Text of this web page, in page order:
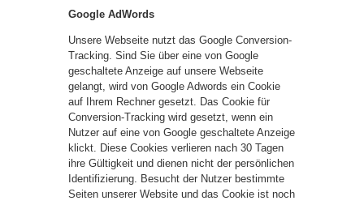
Google AdWords
Unsere Webseite nutzt das Google Conversion-
Tracking. Sind Sie über eine von Google
geschaltete Anzeige auf unsere Webseite
gelangt, wird von Google Adwords ein Cookie
auf Ihrem Rechner gesetzt. Das Cookie für
Conversion-Tracking wird gesetzt, wenn ein
Nutzer auf eine von Google geschaltete Anzeige
klickt. Diese Cookies verlieren nach 30 Tagen
ihre Gültigkeit und dienen nicht der persönlichen
Identifizierung. Besucht der Nutzer bestimmte
Seiten unserer Website und das Cookie ist noch